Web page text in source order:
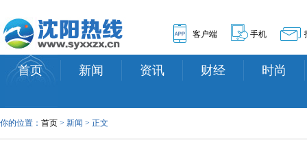
客户端 手机
首页 新闻 资讯 财经 时尚
你的位置： 首页 > 新闻 > 正文